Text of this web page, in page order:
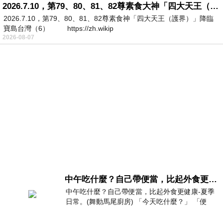
2026.7.10，第79、80、81、82尊素食大神「四大天王（護界）」降臨寶島台灣（6）
2026.7.10，第79、80、81、82尊素食神「四大天王（護界）」降臨
寶島台灣（6） https://zh.wikip
2026-08-07
中午吃什麼？自己帶便當，比起外食更健康-夏季日常。(舞動馬尾廚房)
中午吃什麼？自己帶便當，比起外食更健康-夏季
日常。(舞動馬尾廚房) 「今天吃什麼？」 「便